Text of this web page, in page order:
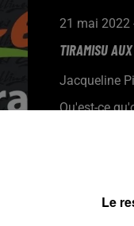
21 mai 2022
TIRAMISU
Jacqueline
Qu'est-ce
Le